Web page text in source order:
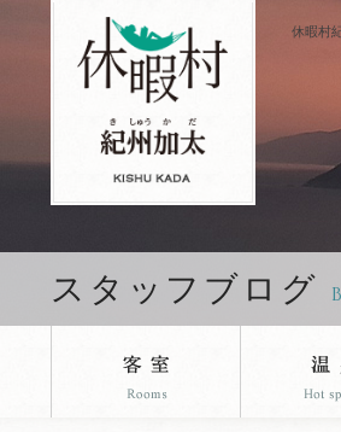
休暇村
スタッフブログ